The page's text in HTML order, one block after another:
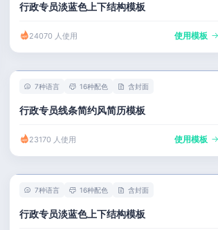
行政专员淡蓝色上下结构模板
24070 人使用 使用模板
7种语言 16种配色 含封面
行政专员线条简约风简历模板
23170 人使用 使用模板
7种语言 16种配色 含封面
行政专员淡蓝色上下结构模板